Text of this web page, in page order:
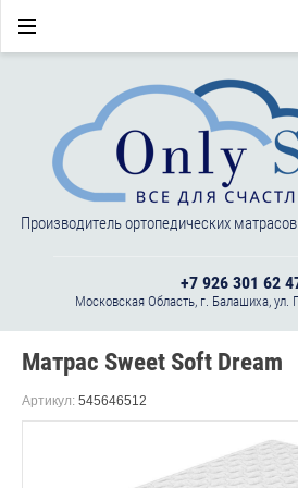
Производитель ортопедических
+7 926 301 62
Московская Область, г. Балашиха, ул.
Матрас Sweet Soft Dream
Артикул: 545646512